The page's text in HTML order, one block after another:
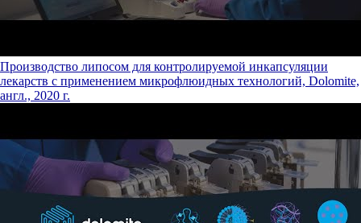
Производство липосом для контролируемой инкапсуляции
лекарств с применением микрофлюидных технологий, Dolomite,
англ., 2020 г.